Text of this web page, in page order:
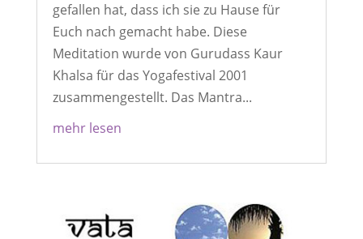
gefallen hat, dass ich sie zu Hause für
Euch nach gemacht habe. Diese
Meditation wurde von Gurudass Kaur
Khalsa für das Yogafestival 2001
zusammengestellt. Das Mantra...
mehr lesen